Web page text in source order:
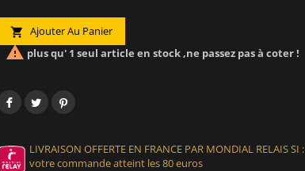
 Ajouter Au Panier
 plus qu' 1 seul article en stock ,ne passez pas à coter !
LIVRAISON OFFERTE EN FRANCE PAR MONDIAL RELAIS SI :
votre commande atteint les 80 euros